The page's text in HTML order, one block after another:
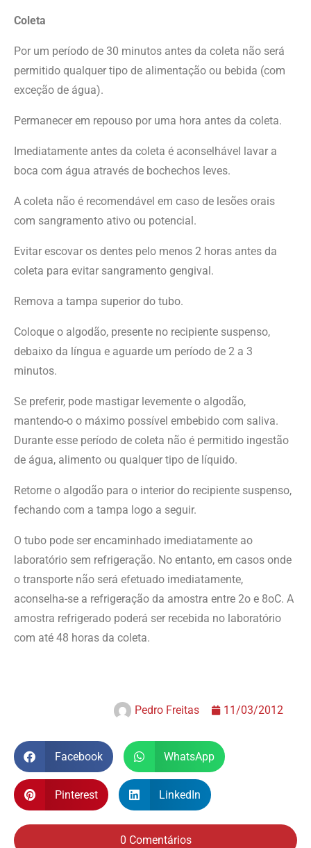
Coleta
Por um período de 30 minutos antes da coleta não será
permitido qualquer tipo de alimentação ou bebida (com
exceção de água).
Permanecer em repouso por uma hora antes da coleta.
Imediatamente antes da coleta é aconselhável lavar a
boca com água através de bochechos leves.
A coleta não é recomendável em caso de lesões orais
com sangramento ativo ou potencial.
Evitar escovar os dentes pelo menos 2 horas antes da
coleta para evitar sangramento gengival.
Remova a tampa superior do tubo.
Coloque o algodão, presente no recipiente suspenso,
debaixo da língua e aguarde um período de 2 a 3
minutos.
Se preferir, pode mastigar levemente o algodão,
mantendo-o o máximo possível embebido com saliva.
Durante esse período de coleta não é permitido ingestão
de água, alimento ou qualquer tipo de líquido.
Retorne o algodão para o interior do recipiente suspenso,
fechando com a tampa logo a seguir.
O tubo pode ser encaminhado imediatamente ao
laboratório sem refrigeração. No entanto, em casos onde
o transporte não será efetuado imediatamente,
aconselha-se a refrigeração da amostra entre 2o e 8oC. A
amostra refrigerado poderá ser recebida no laboratório
com até 48 horas da coleta.
Pedro Freitas 11/03/2012
Facebook WhatsApp
Pinterest LinkedIn
0 Comentários